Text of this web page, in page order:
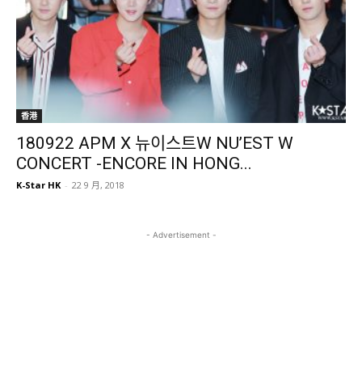
香港
180922 APM X 뉴이스트W NU’EST W
CONCERT -ENCORE IN HONG...
K-Star HK - 22 9 月, 2018
- Advertisement -